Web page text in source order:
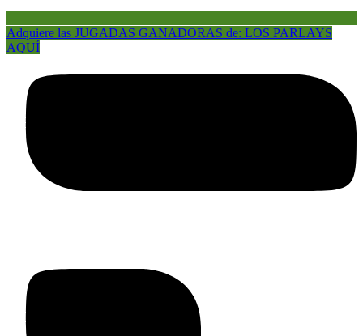
Adquiere las JUGADAS GANADORAS de: LOS PARLAYS
AQUÍ